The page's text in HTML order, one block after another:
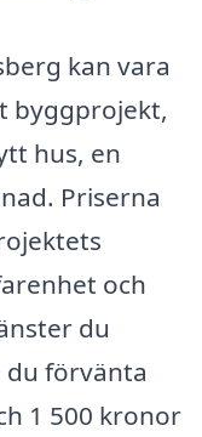
kan vara
byggprojekt,
hus, en
Priserna
och
du
du förvänta
1 500 kronor